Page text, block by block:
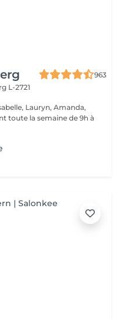
963
L-2721
Lauryn, Amanda,
toute la semaine de 9h à